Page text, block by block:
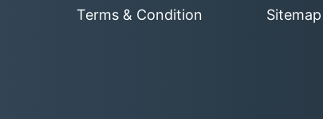
Terms & Condition
Sitemap